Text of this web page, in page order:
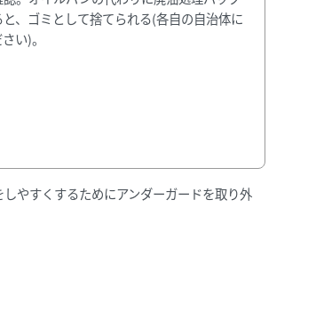
、ゴミとして捨てられる(各自の自治体に
い)。
しやすくするためにアンダーガードを取り外